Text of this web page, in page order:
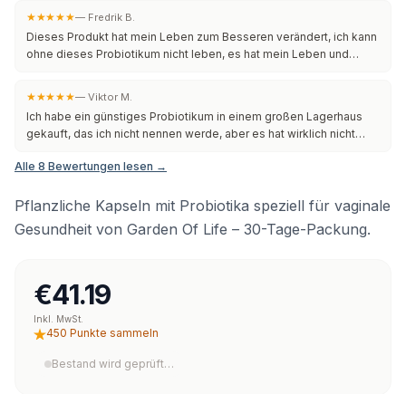
★★★★★— Fredrik B.
Dieses Produkt hat mein Leben zum Besseren verändert, ich kann
ohne dieses Probiotikum nicht leben, es hat mein Leben und
Verdauung und verhindert Hefepilzinfektionen, die Verpackung ist
großartig und die Größe, Quali
★★★★★— Viktor M.
Ich habe ein günstiges Probiotikum in einem großen Lagerhaus
gekauft, das ich nicht nennen werde, aber es hat wirklich nicht
Unterschied. Zum Beispiel, als mein Mann sehr krank wurde mit
krank zu werden, und meine Symptome waren sehr mild. Unsicher,
Alle 8 Bewertungen lesen →
Pflanzliche Kapseln mit Probiotika speziell für vaginale
Gesundheit von Garden Of Life – 30-Tage-Packung.
€41.19
Inkl. MwSt.
450 Punkte sammeln
Bestand wird geprüft…